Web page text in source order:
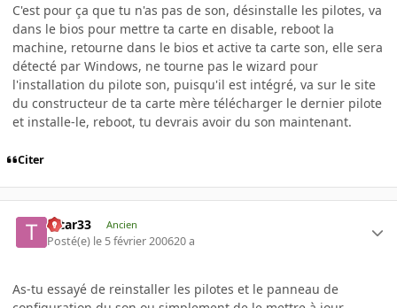
C'est pour ça que tu n'as pas de son, désinstalle les pilotes, va
dans le bios pour mettre ta carte en disable, reboot la
machine, retourne dans le bios et active ta carte son, elle sera
détecté par Windows, ne tourne pas le wizard pour
l'installation du pilote son, puisqu'il est intégré, va sur le site
du constructeur de ta carte mère télécharger le dernier pilote
et installe-le, reboot, tu devrais avoir du son maintenant.
Citer
tatar33 Ancien
Posté(e) le 5 février 200620 a
As-tu essayé de reinstaller les pilotes et le panneau de